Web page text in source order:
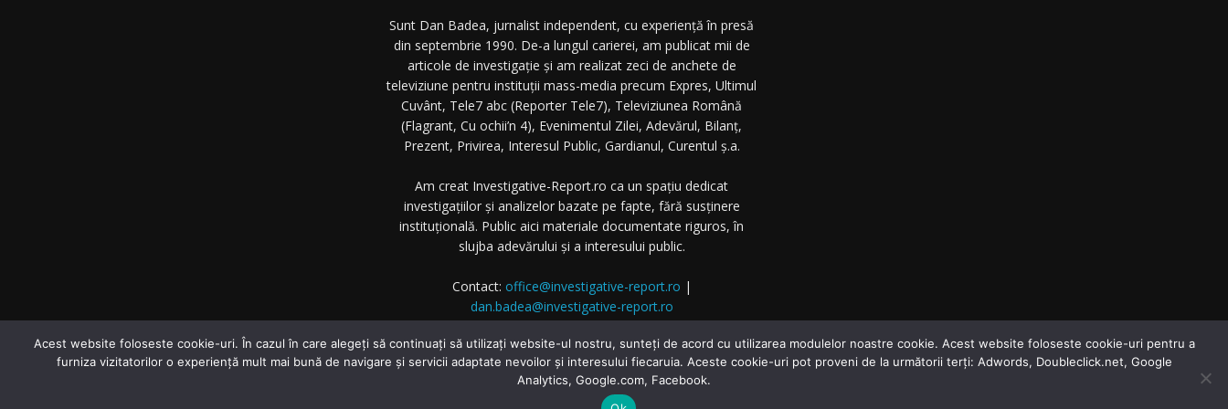
Sunt Dan Badea, jurnalist independent, cu experiență în presă
din septembrie 1990. De-a lungul carierei, am publicat mii de
articole de investigație și am realizat zeci de anchete de
televiziune pentru instituții mass-media precum Expres, Ultimul
Cuvânt, Tele7 abc (Reporter Tele7), Televiziunea Română
(Flagrant, Cu ochii’n 4), Evenimentul Zilei, Adevărul, Bilanț,
Prezent, Privirea, Interesul Public, Gardianul, Curentul ș.a.
Am creat Investigative-Report.ro ca un spațiu dedicat
investigațiilor și analizelor bazate pe fapte, fără susținere
instituțională. Public aici materiale documentate riguros, în
slujba adevărului și a interesului public.
Contact: office@investigative-report.ro |
dan.badea@investigative-report.ro
© 2025 Investigative-Report.ro. Toate drepturile rezervate.
Acest website foloseste cookie-uri. În cazul în care alegeți să continuați să utilizați website-ul nostru, sunteți de acord cu utilizarea modulelor noastre cookie. Acest website foloseste cookie-uri pentru a
furniza vizitatorilor o experiență mult mai bună de navigare și servicii adaptate nevoilor și interesului fiecaruia. Aceste cookie-uri pot proveni de la următorii terți: Adwords, Doubleclick.net, Google
Analytics, Google.com, Facebook.